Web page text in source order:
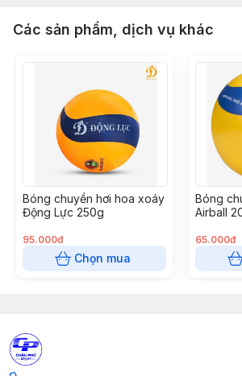
Các sản phẩm, dịch vụ khác
Bóng chuyền hơi hoa xoáy
Động Lực 250g
95.000đ
Chọn mua
Bóng
Airball
65.000đ